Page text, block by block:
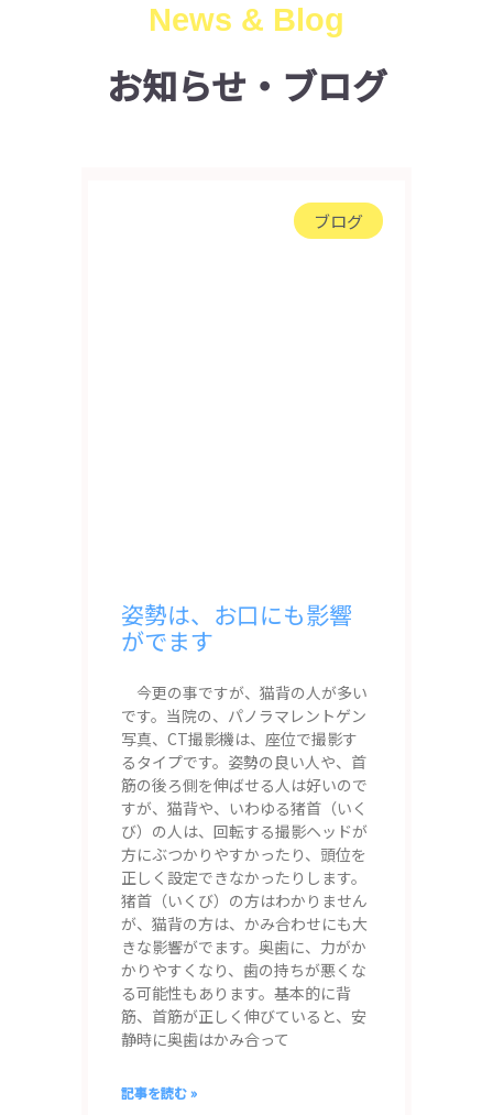
News & Blog
お知らせ・ブログ
ブログ
姿勢は、お口にも影響
がでます
今更の事ですが、猫背の人が多い
です。当院の、パノラマレントゲン
写真、CT撮影機は、座位で撮影す
るタイプです。姿勢の良い人や、首
筋の後ろ側を伸ばせる人は好いので
すが、猫背や、いわゆる猪首（いく
び）の人は、回転する撮影ヘッドが
方にぶつかりやすかったり、頭位を
正しく設定できなかったりします。
猪首（いくび）の方はわかりません
が、猫背の方は、かみ合わせにも大
きな影響がでます。奥歯に、力がか
かりやすくなり、歯の持ちが悪くな
る可能性もあります。基本的に背
筋、首筋が正しく伸びていると、安
静時に奥歯はかみ合って
記事を読む »